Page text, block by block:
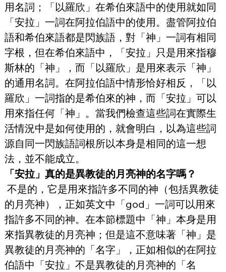
用名詞；「以羅欣」在希伯來語中的使用就如同
「安拉」一詞在阿拉伯語中的使用。盡管阿拉伯
語和希伯來語都是閃族語，對「神」一詞有相同
字根，但在希伯來語中，「安拉」只是用來指穆
斯林的「神」，而「以羅欣」是用來表示「神」
的通用名詞。在阿拉伯語中情形恰好相反，「以
羅欣」一詞指的是希伯來的神，而「安拉」可以
用來指任何「神」。當我們檢查這些詞在實際生
活情況中是如何使用的，就會明白，以為這些詞
源自同一閃族語詞根所以本身是相同的這一想
法，並不能成立。
「安拉」真的是異教徒的月亮神的名字嗎？
不是的，它是用來指許多不同的神（包括異教徒
的月亮神），正如英文中「god」一詞可以用來
指許多不同的神。在本節標題中「神」本身是用
來指異教徒的月亮神；但是這不意味著「神」是
異教徒的月亮神的「名字」，正如相似的在阿拉
伯語中「安拉」不是異教徒的月亮神的「名